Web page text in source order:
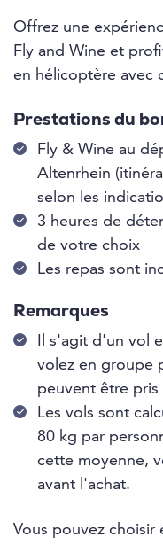
Offrez une
Fly and Wine et
en hélicoptère avec
Prestations du
Fly & Wine au
Altenrhein
selon les
3 heures de
de votre choix
Les repas sont
Remarques
Il s'agit d'un vol
volez en groupe
peuvent être
Les vols sont
80 kg par
cette moyenne,
avant l'achat.
Vous pouvez choisir